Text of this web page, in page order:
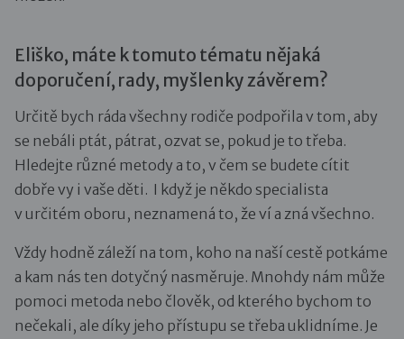
Eliško, máte k tomuto tématu nějaká
doporučení, rady, myšlenky závěrem?
Určitě bych ráda všechny rodiče podpořila v tom, aby
se nebáli ptát, pátrat, ozvat se, pokud je to třeba.
Hledejte různé metody a to, v čem se budete cítit
dobře vy i vaše děti. I když je někdo specialista
v určitém oboru, neznamená to, že ví a zná všechno.
Vždy hodně záleží na tom, koho na naší cestě potkáme
a kam nás ten dotyčný nasměruje. Mnohdy nám může
pomoci metoda nebo člověk, od kterého bychom to
nečekali, ale díky jeho přístupu se třeba uklidníme. Je